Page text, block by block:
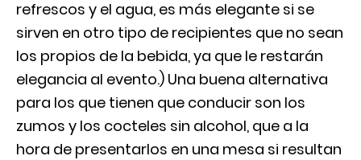
refrescos y el agua, es más elegante si se
sirven en otro tipo de recipientes que no sean
los propios de la bebida, ya que le restarán
elegancia al evento.) Una buena alternativa
para los que tienen que conducir son los
zumos y los cocteles sin alcohol, que a la
hora de presentarlos en una mesa si resultan